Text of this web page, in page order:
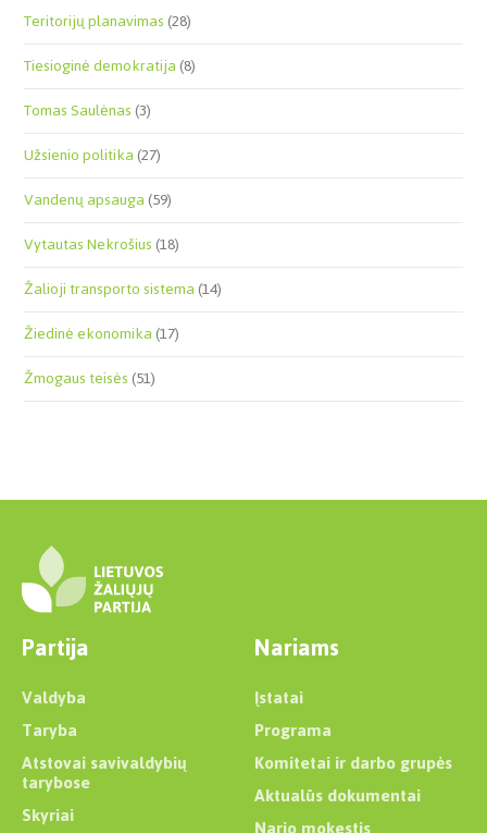
Teritorijų planavimas(28)
Tiesioginė demokratija(8)
Tomas Saulėnas(3)
Užsienio politika(27)
Vandenų apsauga(59)
Vytautas Nekrošius(18)
Žalioji transporto sistema(14)
Žiedinė ekonomika(17)
Žmogaus teisės(51)
Partija
Valdyba
Taryba
Atstovai savivaldybių
tarybose
Skyriai
Nariams
Įstatai
Programa
Komitetai ir darbo grupės
Aktualūs dokumentai